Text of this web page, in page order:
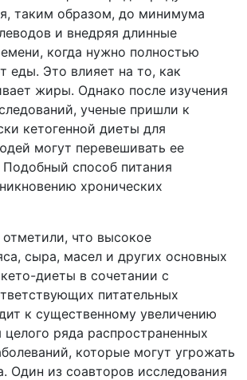
таким образом, до минимума
и внедряя длинные
когда нужно полностью
еды. Это влияет на то, как
жиры. Однако после изучения
ученые пришли к
кетогенной диеты для
могут перевешивать ее
способ питания
хронических
что высокое
сыра, масел и других основных
диеты в сочетании с
питательных
к существенному увеличению
целого ряда распространенных
которые могут угрожать
Один из соавторов исследования